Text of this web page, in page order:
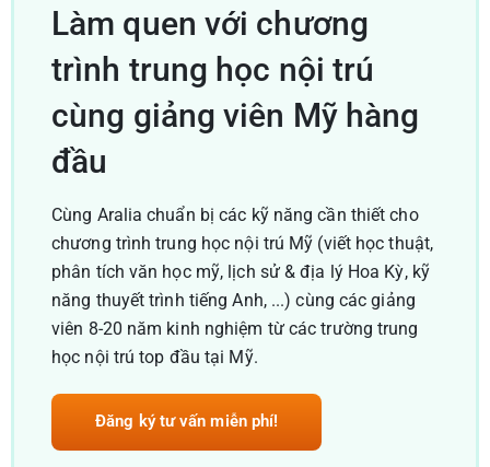
Làm quen với chương
trình trung học nội trú
cùng giảng viên Mỹ hàng
đầu
Cùng Aralia chuẩn bị các kỹ năng cần thiết cho
chương trình trung học nội trú Mỹ (viết học thuật,
phân tích văn học mỹ, lịch sử & địa lý Hoa Kỳ, kỹ
năng thuyết trình tiếng Anh, ...) cùng các giảng
viên 8-20 năm kinh nghiệm từ các trường trung
học nội trú top đầu tại Mỹ.
Đăng ký tư vấn miễn phí!